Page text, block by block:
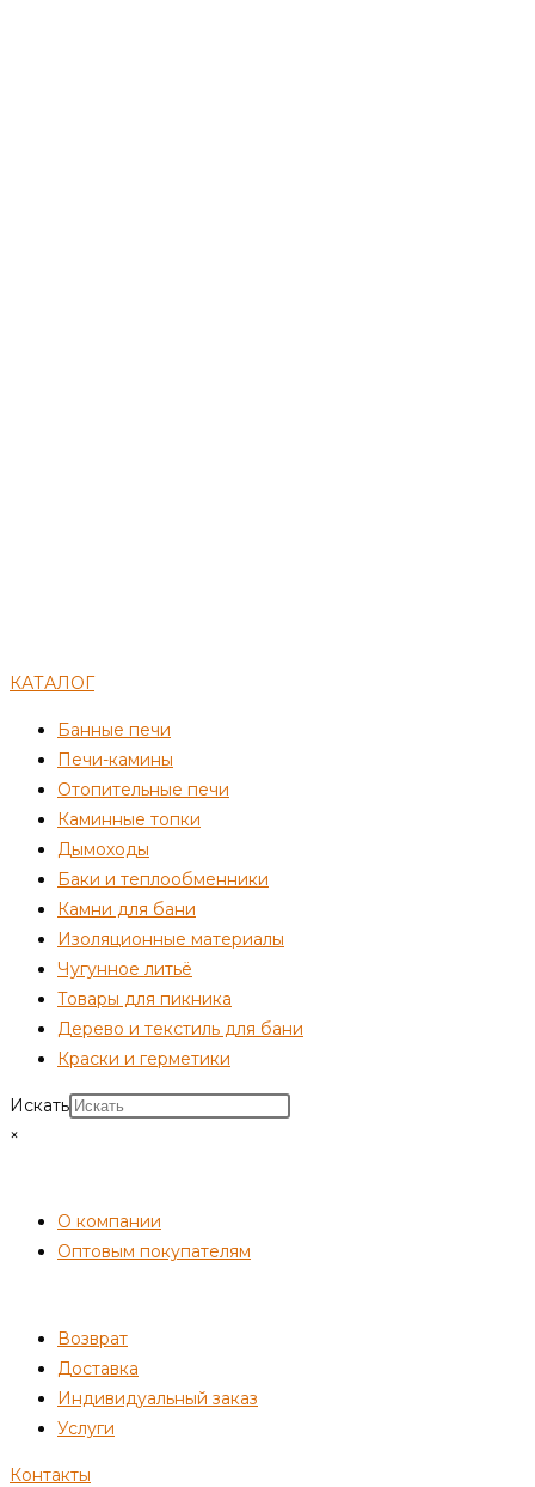
КАТАЛОГ
Банные печи
Печи-камины
Отопительные печи
Каминные топки
Дымоходы
Баки и теплообменники
Камни для бани
Изоляционные материалы
Чугунное литьё
Товары для пикника
Дерево и текстиль для бани
Краски и герметики
Искать
×
О компании
Оптовым покупателям
Возврат
Доставка
Индивидуальный заказ
Услуги
Контакты